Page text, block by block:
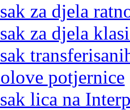
za djela
za djela
potjernice
lica na